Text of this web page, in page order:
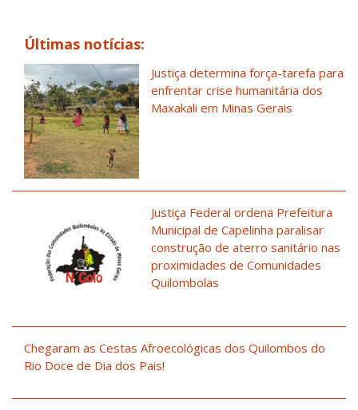
Últimas notícias:
Justiça determina força-tarefa para
enfrentar crise humanitária dos
Maxakali em Minas Gerais
Justiça Federal ordena Prefeitura
Municipal de Capelinha paralisar
construção de aterro sanitário nas
proximidades de Comunidades
Quilombolas
Chegaram as Cestas Afroecológicas dos Quilombos do
Rio Doce de Dia dos Pais!